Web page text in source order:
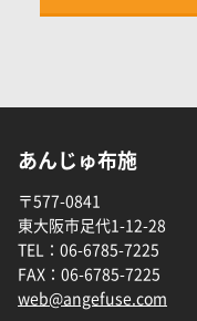
あんじゅ布施
〒577-0841
東大阪市足代1-12-28
TEL： 06-6785-7225
FAX： 06-6785-7225
web@angefuse.com